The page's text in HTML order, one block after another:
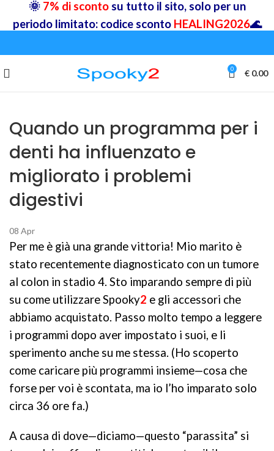
0 € 0.00
Quando un programma per i
denti ha influenzato e
migliorato i problemi
digestivi
08 Apr
Per me è già una grande vittoria! Mio marito è
stato recentemente diagnosticato con un tumore
al colon in stadio 4. Sto imparando sempre di più
su come utilizzare Spooky2 e gli accessori che
abbiamo acquistato. Passo molto tempo a leggere
i programmi dopo aver impostato i suoi, e li
sperimento anche su me stessa. (Ho scoperto
come caricare più programmi insieme—cosa che
forse per voi è scontata, ma io l’ho imparato solo
circa 36 ore fa.)
A causa di dove—diciamo—questo “parassita” si
🌞 7% di scontosu tutto il sito, solo per un
periodo limitato: codice sconto HEALING2026🌊